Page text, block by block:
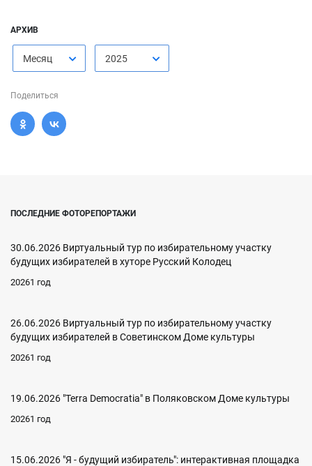
АРХИВ
Месяц 2025
Поделиться
ПОСЛЕДНИЕ ФОТОРЕПОРТАЖИ
30.06.2026 Виртуальный тур по избирательному участку
будущих избирателей в хуторе Русский Колодец
20261 год
26.06.2026 Виртуальный тур по избирательному участку
будущих избирателей в Советинском Доме культуры
20261 год
19.06.2026 "Terra Democratia" в Поляковском Доме культуры
20261 год
15.06.2026 "Я - будущий избиратель": интерактивная площадка